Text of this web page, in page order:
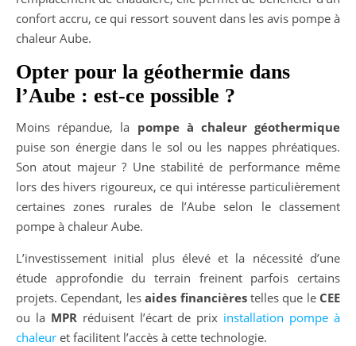
confort accru, ce qui ressort souvent dans les avis pompe à
chaleur Aube.
Opter pour la géothermie dans
l’Aube : est-ce possible ?
Moins répandue, la pompe à chaleur géothermique
puise son énergie dans le sol ou les nappes phréatiques.
Son atout majeur ? Une stabilité de performance même
lors des hivers rigoureux, ce qui intéresse particulièrement
certaines zones rurales de l’Aube selon le classement
pompe à chaleur Aube.
L’investissement initial plus élevé et la nécessité d’une
étude approfondie du terrain freinent parfois certains
projets. Cependant, lesaides financièrestelles que le CEE
ou la MPR réduisent l’écart de prix installation pompe à
chaleur et facilitent l’accès à cette technologie.